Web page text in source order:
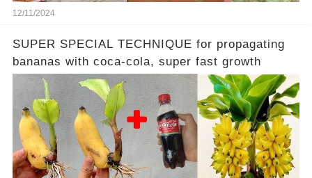
12/11/2024
SUPER SPECIAL TECHNIQUE for propagating
bananas with coca-cola, super fast growth